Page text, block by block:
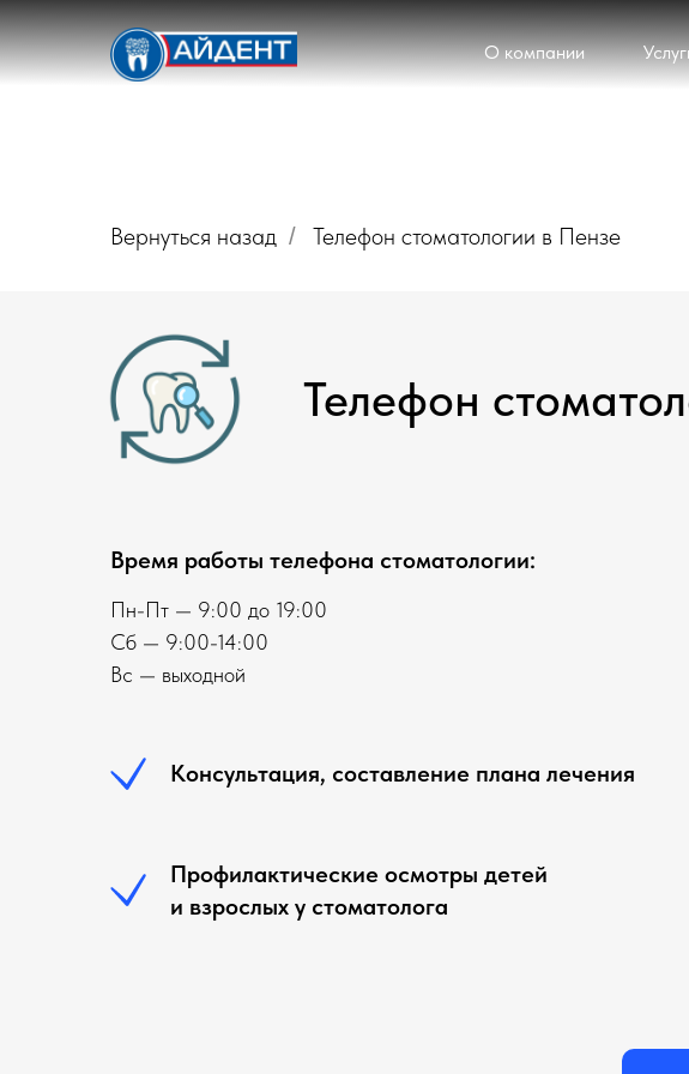
О компании
Вернуться назад / Телефон стоматологии в Пензе
Телефон
Время работы телефона стоматологии:
Пн-Пт — 9:00 до 19:00
Сб — 9:00-14:00
Вс — выходной
Консультация, составление плана лечения
Профилактические осмотры детей
и взрослых у стоматолога